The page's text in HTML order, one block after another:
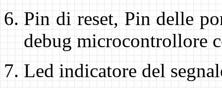
Pin di reset, Pin delle
debug microcontrollore
Led indicatore del